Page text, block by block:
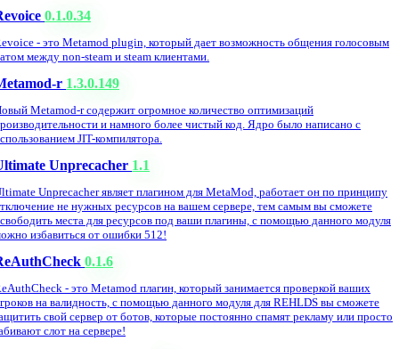
0.1.0.34
- это Metamod plugin, который дает возможность общения голосовым
между non-steam и steam клиентами.
r 1.3.0.149
Metamod-r содержит огромное количество оптимизаций
и намного более чистый код. Ядро было написано с
JIT-компилятора.
Unprecacher 1.1
Unprecacher являет плагином для MetaMod, работает он по принципу
не нужных ресурсов на вашем сервере, тем самым вы сможете
места для ресурсов под ваши плагины, с помощью данного модуля
избавиться от ошибки 512!
0.1.6
- это Metamod плагин, который занимается проверкой ваших
на валидность, с помощью данного модуля для REHLDS вы сможете
свой сервер от ботов, которые постоянно спамят рекламу или просто
слот на сервере!